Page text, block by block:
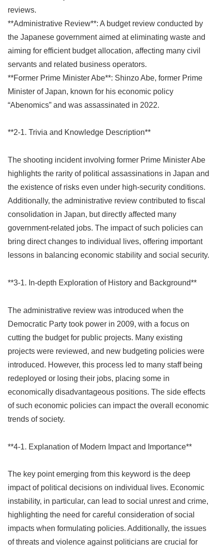
reviews.
**Administrative Review**: A budget review conducted by
the Japanese government aimed at eliminating waste and
aiming for efficient budget allocation, affecting many civil
servants and related business operators.
**Former Prime Minister Abe**: Shinzo Abe, former Prime
Minister of Japan, known for his economic policy
“Abenomics” and was assassinated in 2022.
**2-1. Trivia and Knowledge Description**
The shooting incident involving former Prime Minister Abe
highlights the rarity of political assassinations in Japan and
the existence of risks even under high-security conditions.
Additionally, the administrative review contributed to fiscal
consolidation in Japan, but directly affected many
government-related jobs. The impact of such policies can
bring direct changes to individual lives, offering important
lessons in balancing economic stability and social security.
**3-1. In-depth Exploration of History and Background**
The administrative review was introduced when the
Democratic Party took power in 2009, with a focus on
cutting the budget for public projects. Many existing
projects were reviewed, and new budgeting policies were
introduced. However, this process led to many staff being
redeployed or losing their jobs, placing some in
economically disadvantageous positions. The side effects
of such economic policies can impact the overall economic
trends of society.
**4-1. Explanation of Modern Impact and Importance**
The key point emerging from this keyword is the deep
impact of political decisions on individual lives. Economic
instability, in particular, can lead to social unrest and crime,
highlighting the need for careful consideration of social
impacts when formulating policies. Additionally, the issues
of threats and violence against politicians are crucial for